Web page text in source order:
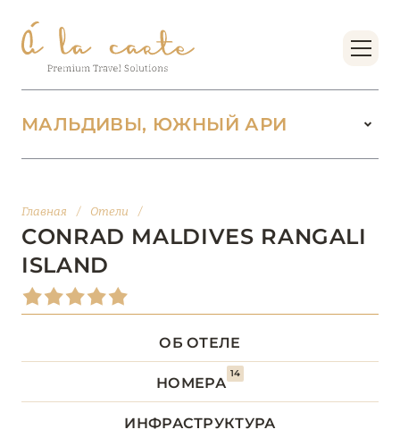
МАЛЬДИВЫ, ЮЖНЫЙ АРИ
АДДУ 1
АТОЛЛ РАА
ВААВУ
ДХААЛУ
Главная / Отели /
CONRAD MALDIVES RANGALI
ISLAND
ОБ ОТЕЛЕ
НОМЕРА
14
ИНФРАСТРУКТУРА